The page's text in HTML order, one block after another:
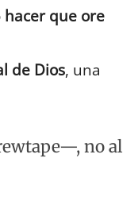
hacer que ore
de Dios, una
no al